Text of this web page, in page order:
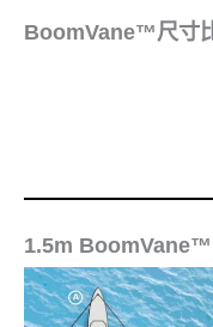
BoomVane™尺寸
1.5m